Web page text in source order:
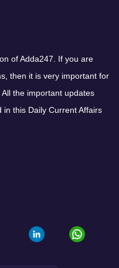
of Adda247. If you are
then it is very important for
the important updates
this Daily Current Affairs